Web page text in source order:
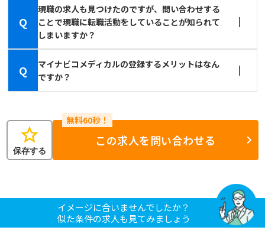
Q
現職の求人も見つけたのですが、問い合わせする
ことで現職に転職活動をしていることが知られて
しまいますか？
Q
マイナビコメディカルの登録するメリットはなん
ですか？
star
保存する
この求人を問い合わせる
イメージに合いませんでしたか？
似た条件の求人も見てみましょう